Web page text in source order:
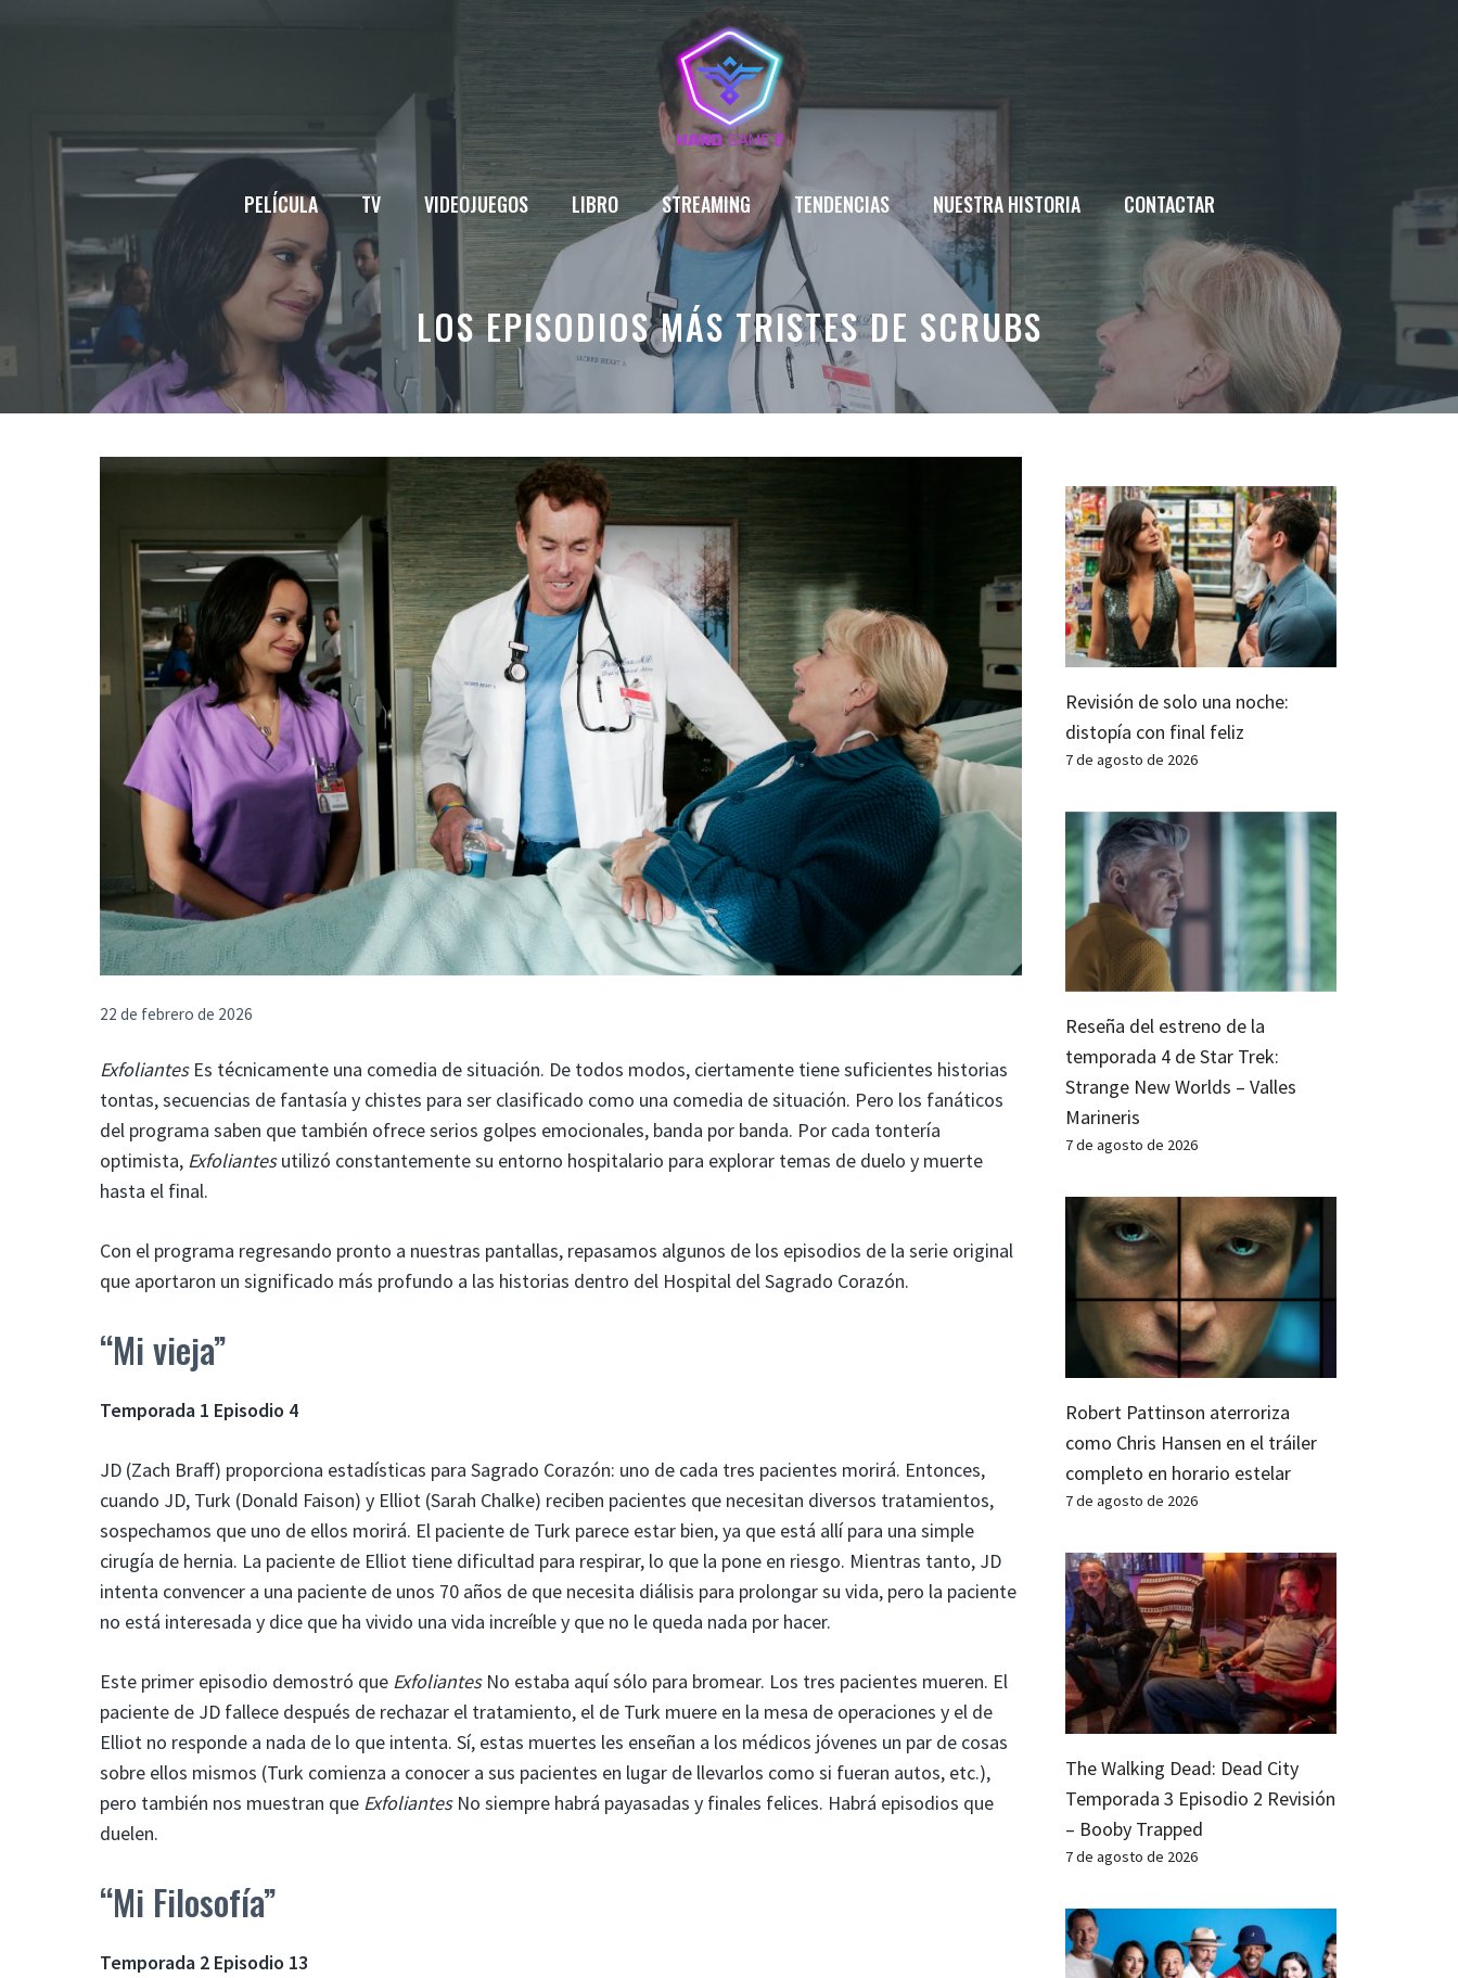
PELÍCULA TV VIDEOJUEGOS LIBRO STREAMING TENDENCIAS NUESTRA HISTORIA CONTACTAR
LOS EPISODIOS MÁS TRISTES DE SCRUBS
22 de febrero de 2026
ExfoliantesEs técnicamente una comedia de situación. De todos modos, ciertamente tiene suficientes historias
tontas, secuencias de fantasía y chistes para ser clasificado como una comedia de situación. Pero los fanáticos
del programa saben que también ofrece serios golpes emocionales, banda por banda. Por cada tontería
optimista, Exfoliantesutilizó constantemente su entorno hospitalario para explorar temas de duelo y muerte
hasta el final.
Con el programa regresando pronto a nuestras pantallas, repasamos algunos de los episodios de la serie original
que aportaron un significado más profundo a las historias dentro del Hospital del Sagrado Corazón.
“Mi vieja”
Temporada 1 Episodio 4
JD (Zach Braff) proporciona estadísticas para Sagrado Corazón: uno de cada tres pacientes morirá. Entonces,
cuando JD, Turk (Donald Faison) y Elliot (Sarah Chalke) reciben pacientes que necesitan diversos tratamientos,
sospechamos que uno de ellos morirá. El paciente de Turk parece estar bien, ya que está allí para una simple
cirugía de hernia. La paciente de Elliot tiene dificultad para respirar, lo que la pone en riesgo. Mientras tanto, JD
intenta convencer a una paciente de unos 70 años de que necesita diálisis para prolongar su vida, pero la paciente
no está interesada y dice que ha vivido una vida increíble y que no le queda nada por hacer.
Este primer episodio demostró que ExfoliantesNo estaba aquí sólo para bromear. Los tres pacientes mueren. El
paciente de JD fallece después de rechazar el tratamiento, el de Turk muere en la mesa de operaciones y el de
Elliot no responde a nada de lo que intenta. Sí, estas muertes les enseñan a los médicos jóvenes un par de cosas
sobre ellos mismos (Turk comienza a conocer a sus pacientes en lugar de llevarlos como si fueran autos, etc.),
pero también nos muestran que ExfoliantesNo siempre habrá payasadas y finales felices. Habrá episodios que
duelen.
“Mi Filosofía”
Temporada 2 Episodio 13
Revisión de solo una noche:
distopía con final feliz
7 de agosto de 2026
Reseña del estreno de la
temporada 4 de Star Trek:
Strange New Worlds – Valles
Marineris
7 de agosto de 2026
Robert Pattinson aterroriza
como Chris Hansen en el tráiler
completo en horario estelar
7 de agosto de 2026
The Walking Dead: Dead City
Temporada 3 Episodio 2 Revisión
– Booby Trapped
7 de agosto de 2026